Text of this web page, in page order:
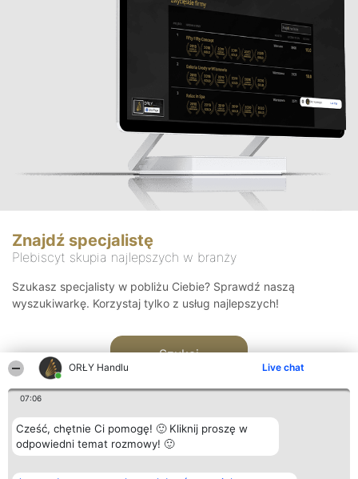
ORŁY Handlu Live chat
07:06
Cześć, chętnie Ci pomogę! 🙂 Kliknij proszę w
odpowiedni temat rozmowy! 🙂
Znajdź specjalistę
Plebiscyt skupia najlepszych w branży
Szukasz specjalisty w pobliżu Ciebie? Sprawdź naszą
wyszukiwarkę. Korzystaj tylko z usług najlepszych!
Szukaj
Organizator plebiscytu Plebiscyt Kontakt